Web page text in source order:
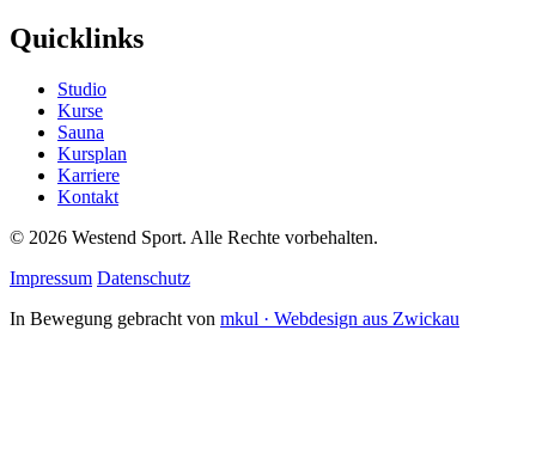
Quicklinks
Studio
Kurse
Sauna
Kursplan
Karriere
Kontakt
© 2026 Westend Sport. Alle Rechte vorbehalten.
Impressum Datenschutz
In Bewegung gebracht von mkul · Webdesign aus Zwickau